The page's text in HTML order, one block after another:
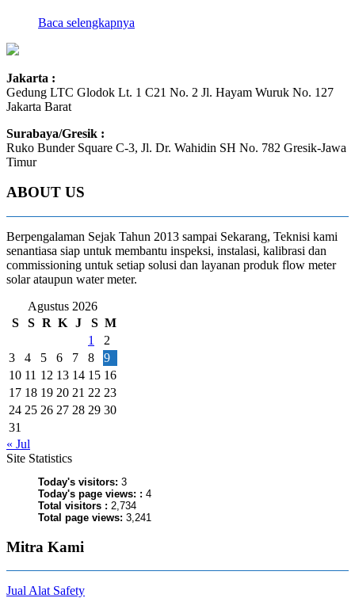
Baca selengkapnya
Jakarta :
Gedung LTC Glodok Lt. 1 C21 No. 2 Jl. Hayam Wuruk No. 127
Jakarta Barat
Surabaya/Gresik :
Ruko Bunder Square C-3, Jl. Dr. Wahidin SH No. 782 Gresik-Jawa
Timur
ABOUT US
Berpengalaman Sejak Tahun 2013 sampai Sekarang, Teknisi kami
senantiasa siap untuk membantu inspeksi, instalasi, kalibrasi dan
commissioning untuk setiap solusi dan layanan produk flow meter
solar ataupun water meter.
Agustus 2026
S
S R K J S M
1
2
3
4 5 6 7 8
9
10 11 12 13 14 15 16
17 18 19 20 21 22 23
24 25 26 27 28 29 30
31
« Jul
Site Statistics
Today's visitors: 3
Today's page views: : 4
Total visitors : 2,734
Total page views: 3,241
Mitra Kami
Jual Alat Safety